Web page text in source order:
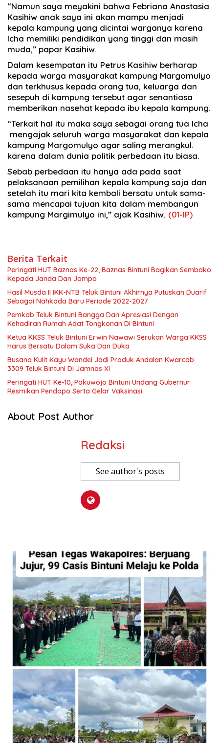
“Namun saya meyakini bahwa Febriana Anastasia
Kasihiw anak saya ini akan mampu menjadi
kepala kampung yang dicintai warganya karena
Icha memiliki pendidikan yang tinggi dan masih
muda,” papar Kasihiw.
Dalam kesempatan itu Petrus Kasihiw berharap
kepada warga masyarakat kampung Margomulyo
dan terkhusus kepada orang tua, keluarga dan
sesepuh di kampung tersebut agar senantiasa
memberikan nasehat kepada ibu kepala kampung.
“Terkait hal itu maka saya sebagai orang tua Icha
mengajak seluruh warga masyarakat dan kepala
kampung Margomulyo agar saling merangkul.
karena dalam dunia politik perbedaan itu biasa.
Sebab perbedaan itu hanya ada pada saat
pelaksanaan pemilihan kepala kampung saja dan
setelah itu mari kita kembali bersatu untuk sama-
sama mencapai tujuan kita dalam membangun
kampung Margimulyo ini,” ajak Kasihiw. (01-IP)
Berita Terkait
Peringati HUT Baznas Ke-22, Baznas Bintuni Bagikan Sembako
Kepada Janda Dan Jompo
Hasil Musda II IKK-NTB Teluk Bintuni Akhirnya Putuskan Duarif
Sebagai Nahkoda Baru Periode 2022-2027
Pemkab Teluk Bintuni Bangga Dan Apresiasi Dengan
Kehadiran Rumah Adat Tongkonan Di Bintuni
Ketua KKSS Teluk Bintuni Erwin Nawawi Serukan Warga KKSS
Harus Bersatu Dalam Suka Dan Duka
Busana Kulit Kayu Wandei Jadi Produk Andalan Kwarcab
3309 Teluk Bintuni Di Jamnas XI
Peringati HUT Ke-10, Pakuwojo Bintuni Undang Gubernur
Resmikan Pendopo Serta Gelar Vaksinasi
About Post Author
Redaksi
See author's posts